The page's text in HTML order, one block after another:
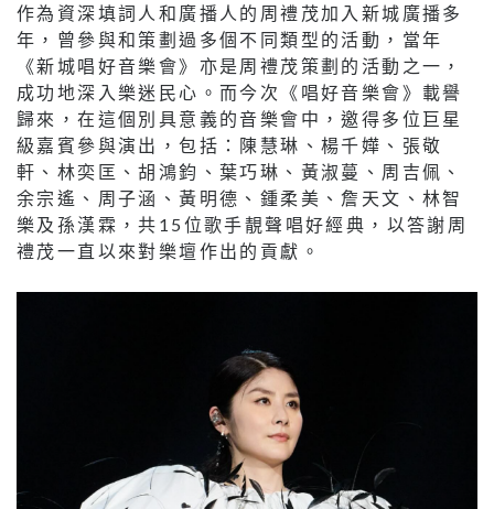
作為資深填詞人和廣播人的周禮茂加入新城廣播多
年，曾參與和策劃過多個不同類型的活動，當年
《新城唱好音樂會》亦是周禮茂策劃的活動之一，
成功 地深入樂迷民心 。而今次《唱好音樂會》載譽
歸來，在這個別具意義的音樂會中，邀得多位巨星
級嘉賓參與演出，包括：陳慧琳、楊千嬅、張敬
軒、林奕匡、胡鴻鈞、葉巧琳、黃淑蔓、周吉佩、
余宗遙、周子涵、黃明德、鍾柔美、詹天文、林智
樂及孫漢霖，共 15 位歌手靚聲唱好經典，以答謝周
禮茂一直以來對樂壇作出的貢獻。